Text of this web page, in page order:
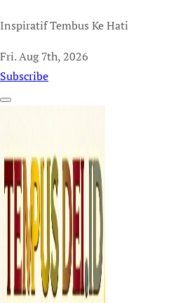
Inspiratif Tembus Ke Hati
Fri. Aug 7th, 2026
Subscribe